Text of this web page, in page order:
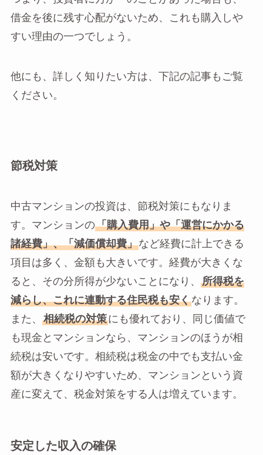
借金を後に残す心配がないため、これも購入しや
すい理由の一つでしょう。
他にも、詳しく知りたい方は、下記の記事もご覧
ください。
節税対策
中古マンションの投資は、節税対策にもなりま
す。マンションの「購入費用」や「運営にかかる
諸経費」、「減価償却費」など経費に計上できる
項目は多く、金額も大きいです。経費が大きくな
ると、その分所得が少ないことになり、
所得税を
減らし、これに連動する住民税も安くなります。
また、
相続税の対策にも優れており、同じ価値で
も現金とマンションなら、マンションのほうが相
続税は安いです。相続税は税金の中でも支払い金
額が大きくなりやすいため、マンションという資
産に変えて、税金対策をする人は増えています。
安定した収入の確保